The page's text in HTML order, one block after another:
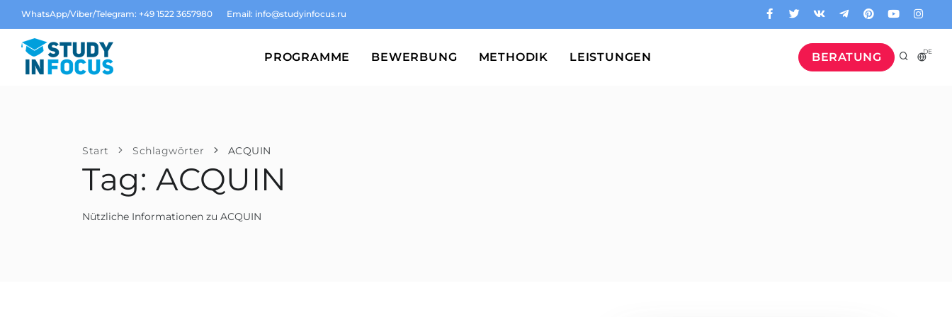
WhatsApp/Viber/Telegram: +49 1522 3657980 Email: info@studyinfocus.ru
BERATUNG DE
PROGRAMME BEWERBUNG METHODIK LEISTUNGEN
Start Schlagwörter ACQUIN
Tag: ACQUIN
Nützliche Informationen zu ACQUIN